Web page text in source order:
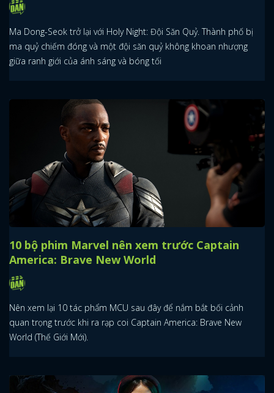
Ma Dong-Seok trở lại với Holy Night: Đội Săn Quỷ. Thành phố bị
ma quỷ chiếm đóng và một đội săn quỷ không khoan nhượng
giữa ranh giới của ánh sáng và bóng tối
10 bộ phim Marvel nên xem trước Captain
America: Brave New World
Nên xem lại 10 tác phẩm MCU sau đây để nắm bắt bối cảnh
quan trọng trước khi ra rạp coi Captain America: Brave New
World (Thế Giới Mới).